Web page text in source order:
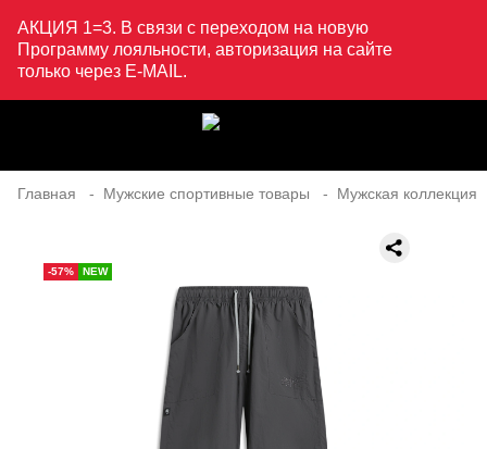
АКЦИЯ 1=3. В связи с переходом на новую
Программу лояльности, авторизация на сайте
только через E-MAIL.
Главная Мужские спортивные товары Мужская коллекция
-57% NEW